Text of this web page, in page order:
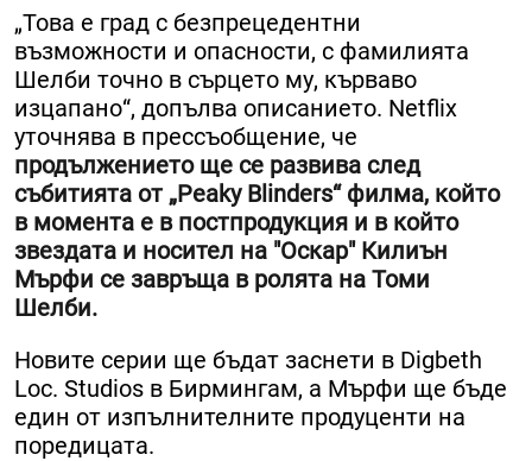
„Това е град с безпрецедентни
възможности и опасности, с фамилията
Шелби точно в сърцето му, кърваво
изцапано“, допълва описанието. Netflix
уточнява в прессъобщение, че
продължението ще се развива след
събитията от „Peaky Blinders“ филма, който
в момента е в постпродукция и в който
звездата и носител на "Оскар" Килиън
Мърфи се завръща в ролята на Томи
Шелби.
Новите серии ще бъдат заснети в Digbeth
Loc. Studios в Бирмингам, а Мърфи ще бъде
един от изпълнителните продуценти на
поредицата.